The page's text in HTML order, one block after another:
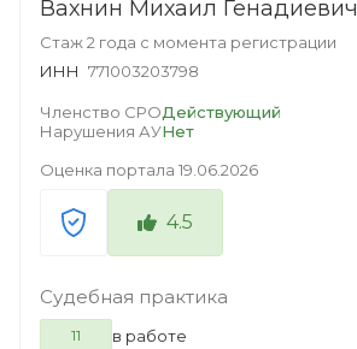
Вахнин Михаил Генадиевич
Стаж 2 года с момента регистрации
ИНН 771003203798
Членство СРОДействующий
Нарушения АУНет
Оценка портала 19.06.2026
4.5
Судебная практика
11 в работе